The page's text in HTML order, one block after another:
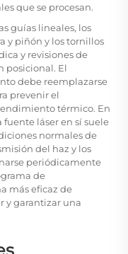
que se procesan.
guías lineales, los
y piñón y los tornillos
y revisiones de
posicional. El
debe reemplazarse
prevenir el
térmico. En
fuente láser en sí suele
normales de
del haz y los
periódicamente
de
más eficaz de
y garantizar una